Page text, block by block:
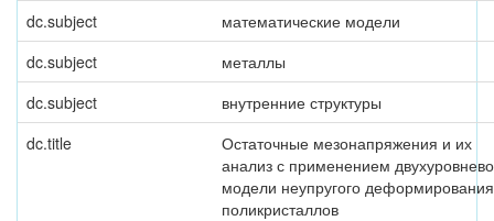
dc.subject
математические модели
dc.subject
металлы
dc.subject
внутренние структуры
dc.title
Остаточные мезонапряжения и их
анализ с применением
модели неупругого деформирования
поликристаллов